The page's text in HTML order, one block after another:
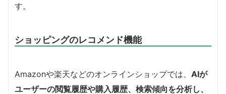
す。
ショッピングのレコメンド機能
Amazonや楽天などのオンラインショップでは、 AIが
ユーザーの閲覧履歴や購入履歴、検索傾向を分析し、